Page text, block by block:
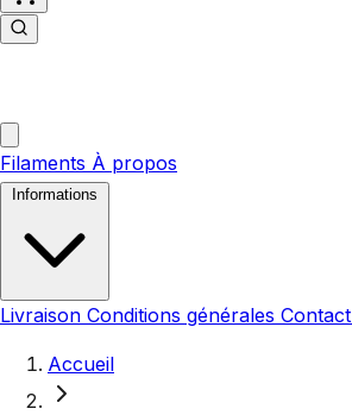
Filaments À propos
Livraison Conditions générales Contact
Accueil